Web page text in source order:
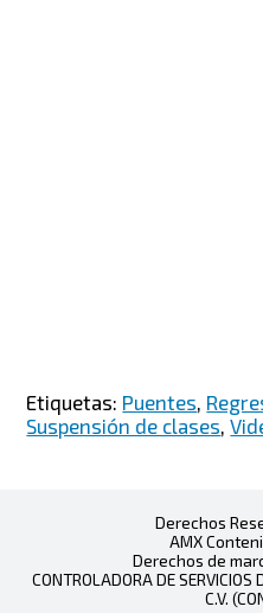
Etiquetas: Puentes,
Suspensión de clases,
Derechos
AMX
Derechos de
CONTROLADORA DE SERVICIOS
C.V.